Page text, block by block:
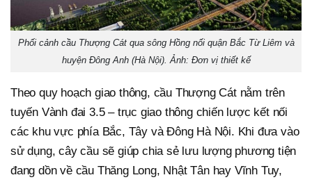
Phối cảnh cầu Thượng Cát qua sông Hồng nối quận Bắc Từ Liêm và
huyện Đông Anh (Hà Nội). Ảnh: Đơn vị thiết kế
Theo quy hoạch giao thông, cầu Thượng Cát nằm trên
tuyến Vành đai 3.5 – trục giao thông chiến lược kết nối
các khu vực phía Bắc, Tây và Đông Hà Nội. Khi đưa vào
sử dụng, cây cầu sẽ giúp chia sẻ lưu lượng phương tiện
đang dồn về cầu Thăng Long, Nhật Tân hay Vĩnh Tuy,